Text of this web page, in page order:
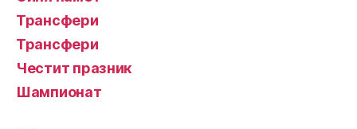
Трансфери
Трансфери
Честит празник
Шампионат